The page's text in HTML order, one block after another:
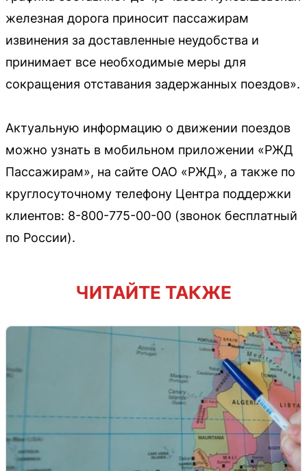
железная дорога приносит пассажирам
извинения за доставленные неудобства и
принимает все необходимые меры для
сокращения отставания задержанных поездов».
Актуальную информацию о движении поездов
можно узнать в мобильном приложении «РЖД
Пассажирам», на сайте ОАО «РЖД», а также по
круглосуточному телефону Центра поддержки
клиентов: 8-800-775-00-00 (звонок бесплатный
по России).
ЧИТАЙТЕ ТАКЖЕ